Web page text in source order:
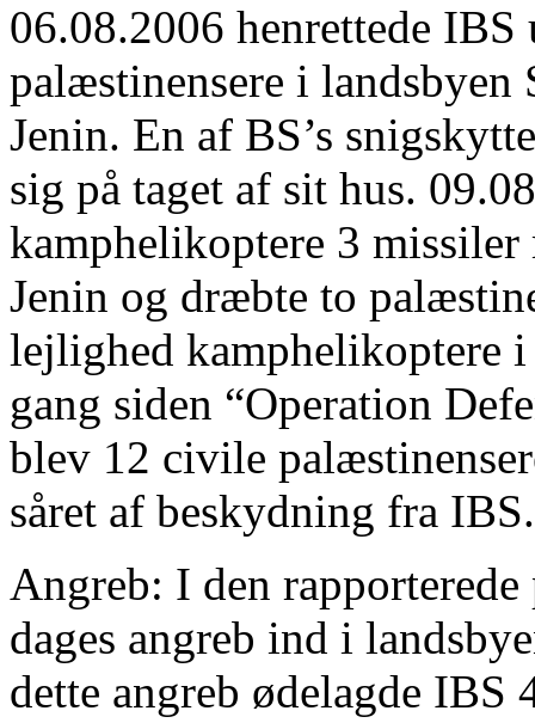
06.08.2006 henrettede
palæstinensere i
Jenin. En af BS’s
sig på taget af sit hus.
kamphelikoptere 3
Jenin og dræbte to
lejlighed kamphelikoptere
gang siden “Operation
blev 12 civile
såret af beskydning fra IBS.
Angreb: I den
dages angreb ind i
dette angreb ødelagde IBS